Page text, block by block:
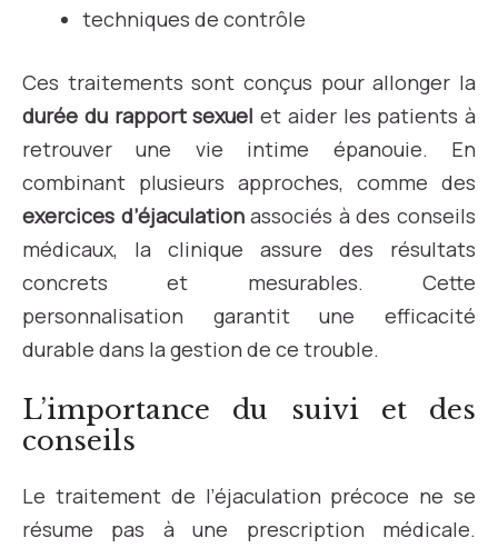
techniques de contrôle
Ces traitements sont conçus pour allonger la
durée du rapport sexuel et aider les patients à
retrouver une vie intime épanouie. En
combinant plusieurs approches, comme des
exercices d’éjaculationassociés à des conseils
médicaux, la clinique assure des résultats
concrets et mesurables. Cette
personnalisation garantit une efficacité
durable dans la gestion de ce trouble.
L’importance du suivi et des
conseils
Le traitement de l’éjaculation précoce ne se
résume pas à une prescription médicale.